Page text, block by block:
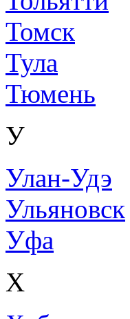
Томск
Тула
Тюмень
У
Улан-Удэ
Ульяновск
Уфа
Х